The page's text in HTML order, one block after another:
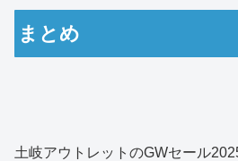
まとめ
土岐アウトレットのGWセール